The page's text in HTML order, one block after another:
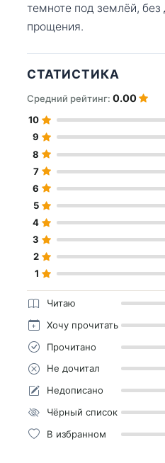
темноте под землёй, без
прощения.
СТАТИСТИКА
Средний рейтинг: 0.00
10
9
8
7
6
5
4
3
2
1
Читаю
Хочу прочитать
Прочитано
Не дочитал
Недописано
Чёрный список
В избранном